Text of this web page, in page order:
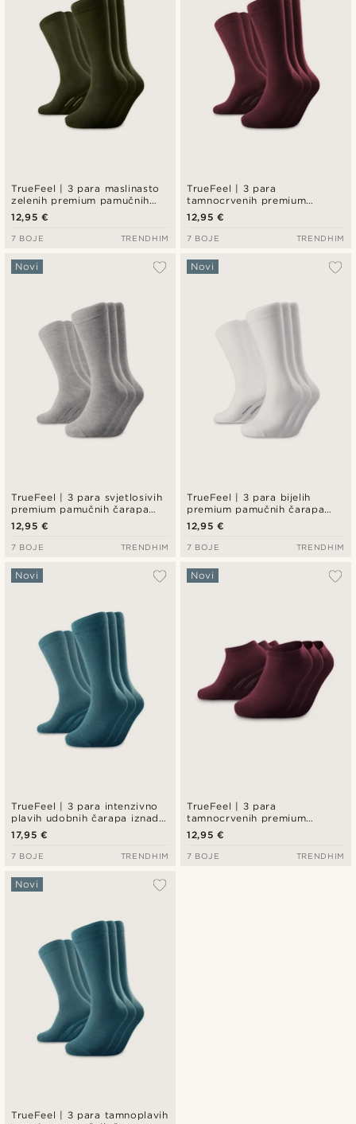
TrueFeel | 3 para maslinasto
zelenih premium pamučnih
čarapa iznad gležnja
12,95 €
7 BOJE TRENDHIM
TrueFeel | 3 para
tamnocrvenih premium
pamučnih čarapa iznad
gležnja
12,95 €
7 BOJE TRENDHIM
TrueFeel | 3 para svjetlosivih
premium pamučnih čarapa
iznad gležnja
Novi
12,95 €
7 BOJE TRENDHIM
TrueFeel | 3 para bijelih
premium pamučnih čarapa
iznad gležnja
Novi
12,95 €
7 BOJE TRENDHIM
TrueFeel | 3 para intenzivno
plavih udobnih čarapa iznad
gležnja od bambusa
Novi
17,95 €
7 BOJE TRENDHIM
TrueFeel | 3 para
tamnocrvenih premium
pamučnih čarapa do gležnja
Novi
12,95 €
7 BOJE TRENDHIM
TrueFeel | 3 para tamnoplavih
Novi